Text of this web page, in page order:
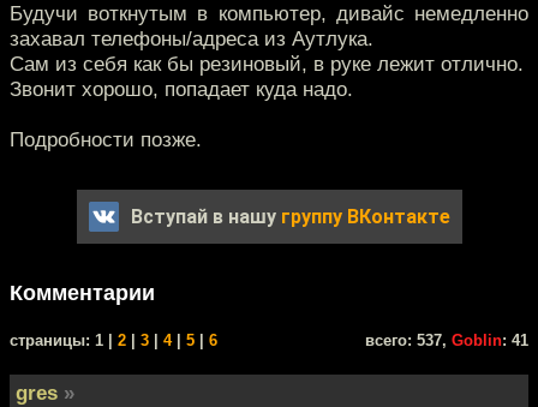
Будучи воткнутым в компьютер, дивайс немедленно
захавал телефоны/адреса из Аутлука.
Сам из себя как бы резиновый, в руке лежит отлично.
Звонит хорошо, попадает куда надо.
Подробности позже.
Вступай в нашу группу ВКонтакте
Комментарии
cтраницы: 1 | 2 3 4| 5 6 всего: 537, Goblin: 41
gres »